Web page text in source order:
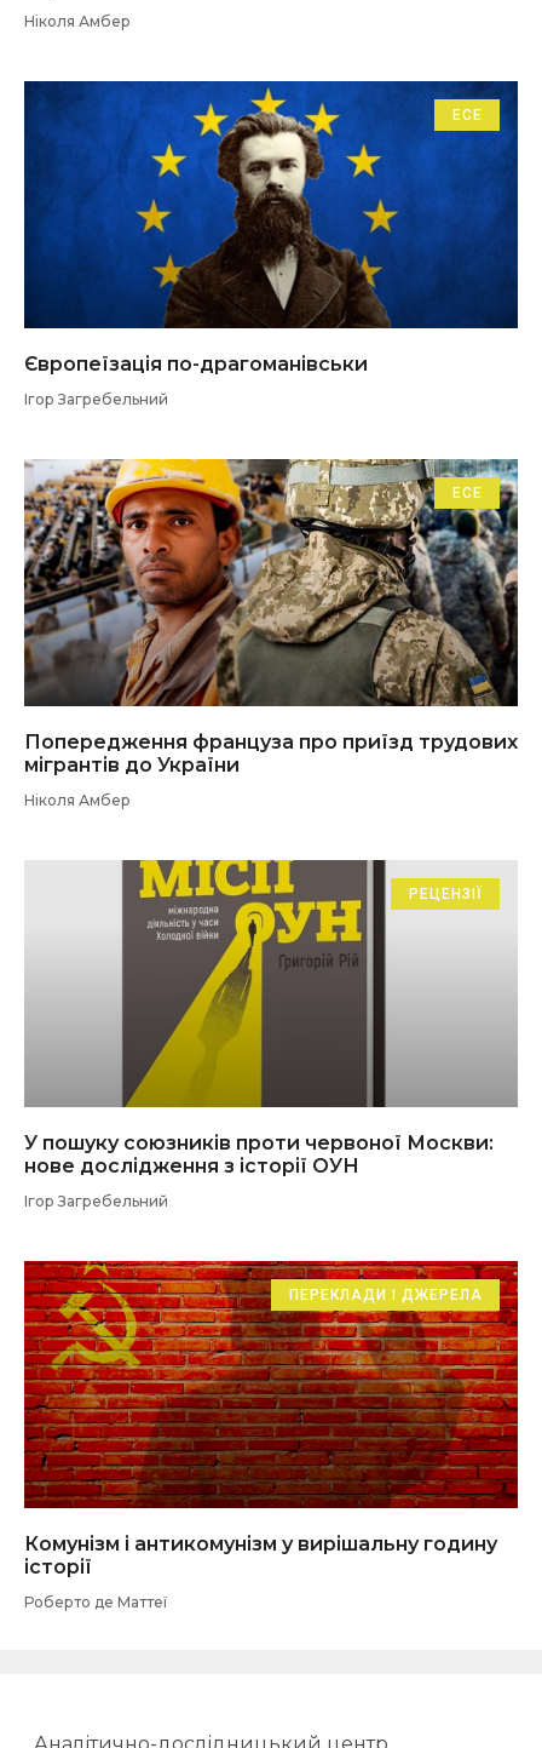
Ніколя Амбер
ЕСЕ
Європеїзація по-драгоманівськи
Ігор Загребельний
ЕСЕ
Попередження француза про приїзд трудових
мігрантів до України
Ніколя Амбер
РЕЦЕНЗІЇ
У пошуку союзників проти червоної Москви:
нове дослідження з історії ОУН
Ігор Загребельний
ПЕРЕКЛАДИ І ДЖЕРЕЛА
Комунізм і антикомунізм у вирішальну годину
історії
Роберто де Маттеї